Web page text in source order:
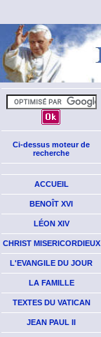
Ci-dessus moteur de
recherche
ACCUEIL
BENOÎT XVI
LÉON XIV
CHRIST MISERICORDIEUX
L'EVANGILE DU JOUR
LA FAMILLE
TEXTES DU VATICAN
JEAN PAUL II